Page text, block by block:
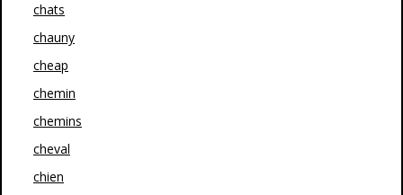
chats
chauny
cheap
chemin
chemins
cheval
chien